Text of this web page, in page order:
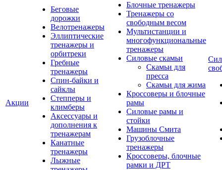
Акции
Беговые
дорожки
Велотренажеры
Эллиптические
тренажеры и
орбитреки
Гребные
тренажеры
Спин-байки и
сайклы
Степперы и
климберы
Аксессуары и
дополнения к
тренажерам
Канатные
тренажеры
Лыжные
Блочные тренажеры
Тренажеры со
свободным весом
Мультистанции и
многофункциональные
тренажеры
Силовые скамьи
Скамьи для
пресса
Скамьи для жима
Кроссоверы и блочные
рамы
Силовые рамы и
стойки
Машины Смита
Грузоблочные
тренажеры
Кроссоверы, блочные
рамки и ДРТ